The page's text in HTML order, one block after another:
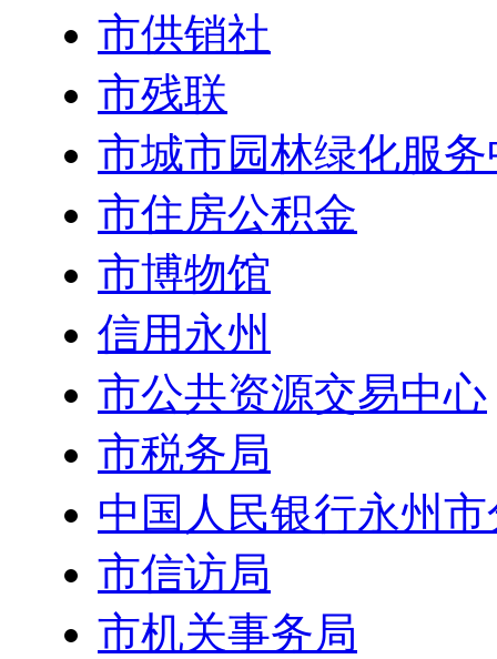
市供销社
市残联
市城市园林绿化服
市住房公积金
市博物馆
信用永州
市公共资源交易中心
市税务局
中国人民银行永州
市信访局
市机关事务局